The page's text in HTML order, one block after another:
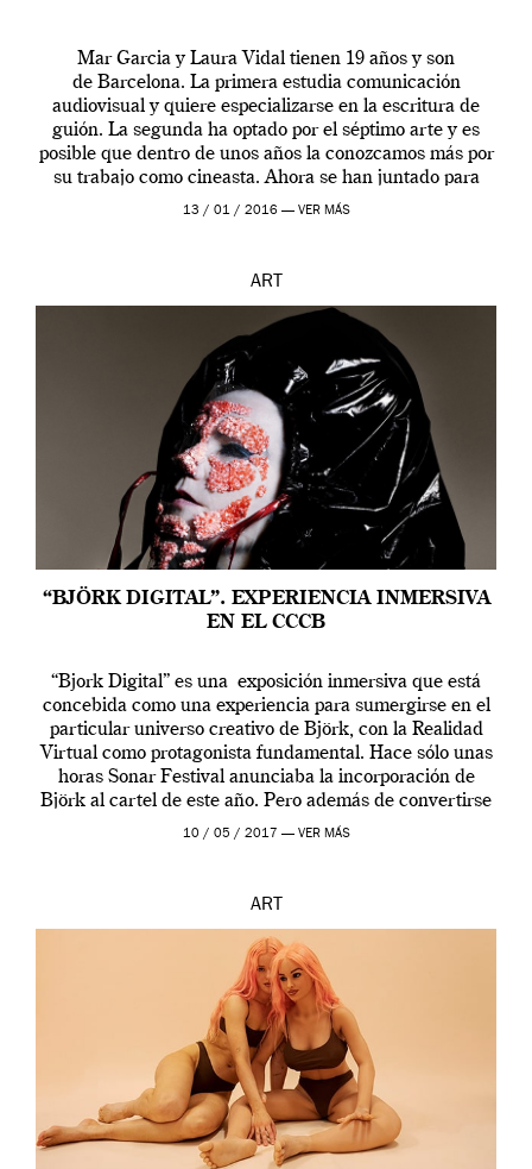
Mar Garcia y Laura Vidal tienen 19 años y son
de Barcelona. La primera estudia comunicación
audiovisual y quiere especializarse en la escritura de
guión. La segunda ha optado por el séptimo arte y es
posible que dentro de unos años la conozcamos más por
su trabajo como cineasta. Ahora se han juntado para
contarnos una […]
13 / 01 / 2016 — VER MÁS
ART
“BJÖRK DIGITAL”. EXPERIENCIA INMERSIVA
EN EL CCCB
“Bjork Digital” es una exposición inmersiva que está
concebida como una experiencia para sumergirse en el
particular universo creativo de Björk, con la Realidad
Virtual como protagonista fundamental. Hace sólo unas
horas Sonar Festival anunciaba la incorporación de
Björk al cartel de este año. Pero además de convertirse
en una de las actuaciones más relevantes […]
10 / 05 / 2017 — VER MÁS
ART